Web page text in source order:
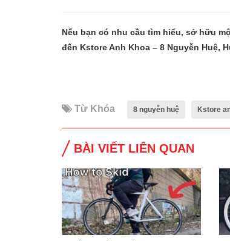
Nếu bạn có nhu cầu tìm hiểu, sở hữu
đến Kstore Anh Khoa – 8 Nguyễn Huệ,
Từ Khóa 8 nguyễn huệ Kstore
BÀI VIẾT LIÊN QUAN